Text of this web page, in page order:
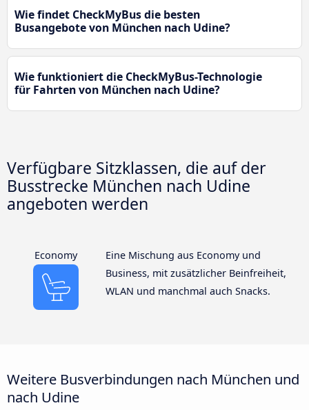
Wie findet CheckMyBus die besten
Busangebote von München nach Udine?
Wie funktioniert die CheckMyBus-Technologie
für Fahrten von München nach Udine?
Verfügbare Sitzklassen, die auf der
Busstrecke München nach Udine
angeboten werden
Economy
Eine Mischung aus Economy und
Business, mit zusätzlicher Beinfreiheit,
WLAN und manchmal auch Snacks.
Weitere Busverbindungen nach München und
nach Udine